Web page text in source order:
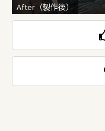
After（製作後）